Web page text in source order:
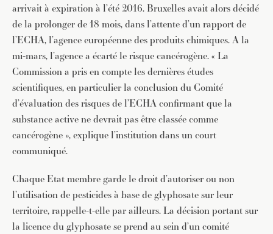
arrivait à expiration à l’été 2016. Bruxelles avait alors décidé
de la prolonger de 18 mois, dans l’attente d’un rapport de
l’ECHA, l’agence européenne des produits chimiques. A la
mi-mars, l’agence a écarté le risque cancérogène. « La
Commission a pris en compte les dernières études
scientifiques, en particulier la conclusion du Comité
d’évaluation des risques de l’ECHA confirmant que la
substance active ne devrait pas être classée comme
cancérogène », explique l’institution dans un court
communiqué.
Chaque Etat membre garde le droit d’autoriser ou non
l’utilisation de pesticides à base de glyphosate sur leur
territoire, rappelle-t-elle par ailleurs. La décision portant sur
la licence du glyphosate se prend au sein d’un comité